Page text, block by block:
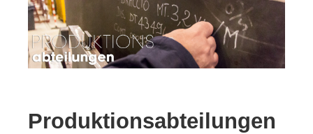
Produktionsabteilungen